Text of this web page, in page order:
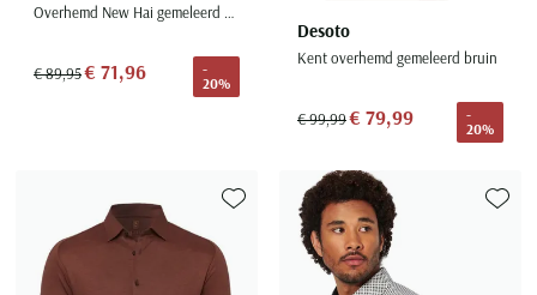
Overhemd New Hai gemeleerd grijs
€ 89,95€ 71,96
-
20%
Desoto
Kent overhemd gemeleerd bruin
€ 99,99€ 79,99
-
20%
Toevoegen aan favorieten